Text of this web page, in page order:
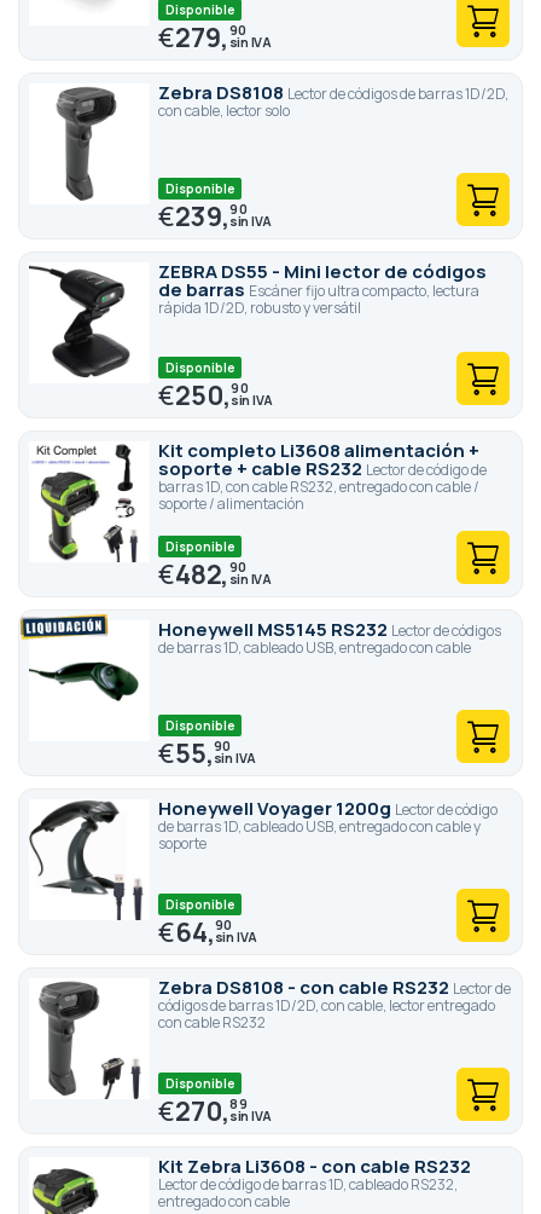
Disponible
€279,90
Zebra DS8108 Lector de códigos de barras 1D/2D,
con cable, lector solo
Disponible
€239,90
ZEBRA DS55 - Mini lector de códigos
de barras Escáner fijo ultra compacto, lectura
rápida 1D/2D, robusto y versátil
Disponible
€250,90
Kit completo Li3608 alimentación +
soporte + cable RS232 Lector de código de
barras 1D, con cable RS232, entregado con cable /
soporte / alimentación
Disponible
€482,90
Honeywell MS5145 RS232 Lector de códigos
de barras 1D, cableado USB, entregado con cable
Disponible
€55,90
Honeywell Voyager 1200g Lector de código
de barras 1D, cableado USB, entregado con cable y
soporte
Disponible
€64,90
Zebra DS8108 - con cable RS232 Lector de
códigos de barras 1D/2D, con cable, lector entregado
con cable RS232
Disponible
€270,89
Kit Zebra Li3608 - con cable RS232
Lector de código de barras 1D, cableado RS232,
entregado con cable